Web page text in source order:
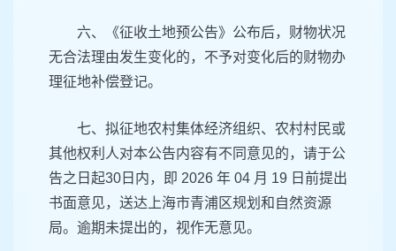
六、《征收土地预公告》公布后，财物状况
无合法理由发生变化的，不予对变化后的财物办
理征地补偿登记。
七、拟征地农村集体经济组织、农村村民或
其他权利人对本公告内容有不同意见的，请于公
告之日起30日内，即 2026 年 04 月 19 日前提出
书面意见，送达上海市青浦区规划和自然资源
局。逾期未提出的，视作无意见。